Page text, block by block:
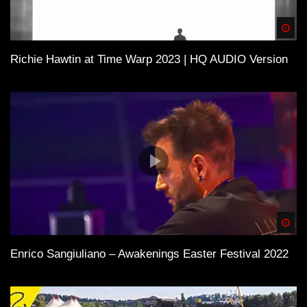
Richie Hawtin at Time Warp 2023 | HQ AUDIO Version
Enrico Sangiuliano – Awakenings Easter Festival 2022